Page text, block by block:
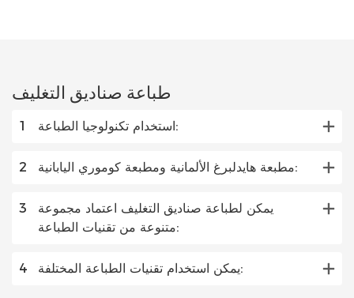
طباعة صناديق التغليف
1 استخدام تكنولوجيا الطباعة:
2 مطبعة هايدلبرغ الألمانية ومطبعة كوموري اليابانية:
3
يمكن لطباعة صناديق التغليف اعتماد مجموعة
متنوعة من تقنيات الطباعة:
4 يمكن استخدام تقنيات الطباعة المختلفة: